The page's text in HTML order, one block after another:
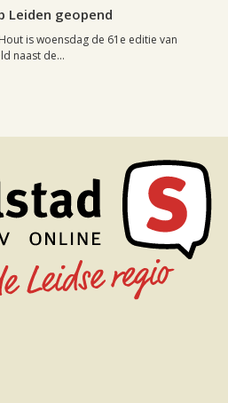
Leiden geopend
is woensdag de 61e editie van
naast de...